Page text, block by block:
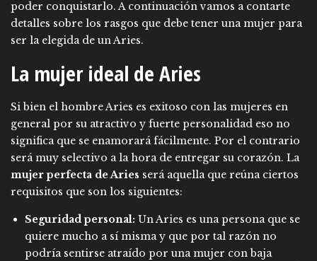
poder conquistarlo. A continuación vamos a contarte
detalles sobre los rasgos que debe tener una mujer para
ser la elegida de un Aries.
La mujer ideal de Aries
Si bien el hombre Aries es exitoso con las mujeres en
general por su atractivo y fuerte personalidad eso no
significa que se enamorará fácilmente. Por el contrario
será muy selectivo a la hora de entregar su corazón. La
mujer perfecta de Aries será aquella que reúna ciertos
requisitos que son los siguientes:
Seguridad personal: Un Aries es una persona que se
quiere mucho a sí misma y que por tal razón no
podría sentirse atraído por una mujer con baja